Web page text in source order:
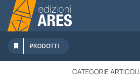
Salta
contenuto
Chi Siamo
Sostienici
PRODOTTI
CATEGORIE ARTICOLI